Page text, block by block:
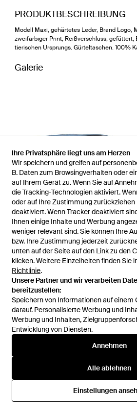
Ihre Privatsphäre liegt uns am Herzen
Wir speichern und greifen auf
B. Daten zum Browsingverhalten oder
auf Ihrem Gerät zu. Wenn Sie auf
die Tracking-Technologien aktiviert.
oder auf Ihre Zustimmung zurückziehen
deaktiviert. Wenn Tracker deaktiviert
Ihnen einige Inhalte und Werbung
weniger relevant sind. Sie können Ihre
bzw. Ihre Zustimmung jederzeit
unten auf der Seite auf den Link zu den
klicken. Weitere Einzelheiten finden Sie
Richtlinie.
Unsere Partner und wir verarbeiten
bereitzustellen:
Speichern von Informationen auf einem
darauf. Personalisierte Werbung und
Werbung und Inhalten,
Entwicklung von Diensten.
Annehmen
Alle ablehnen
Einstellungen
PRODUKTBESCHREIBUNG
Modell Maxi, gehärtetes Leder, Brand Logo,
zweifarbiger Print, Reißverschluss, gefüttert,
tierischen Ursprungs. Gürteltaschen. 100%
Galerie
2
Zuvor verkauft bei:
Hilfe und Informationen